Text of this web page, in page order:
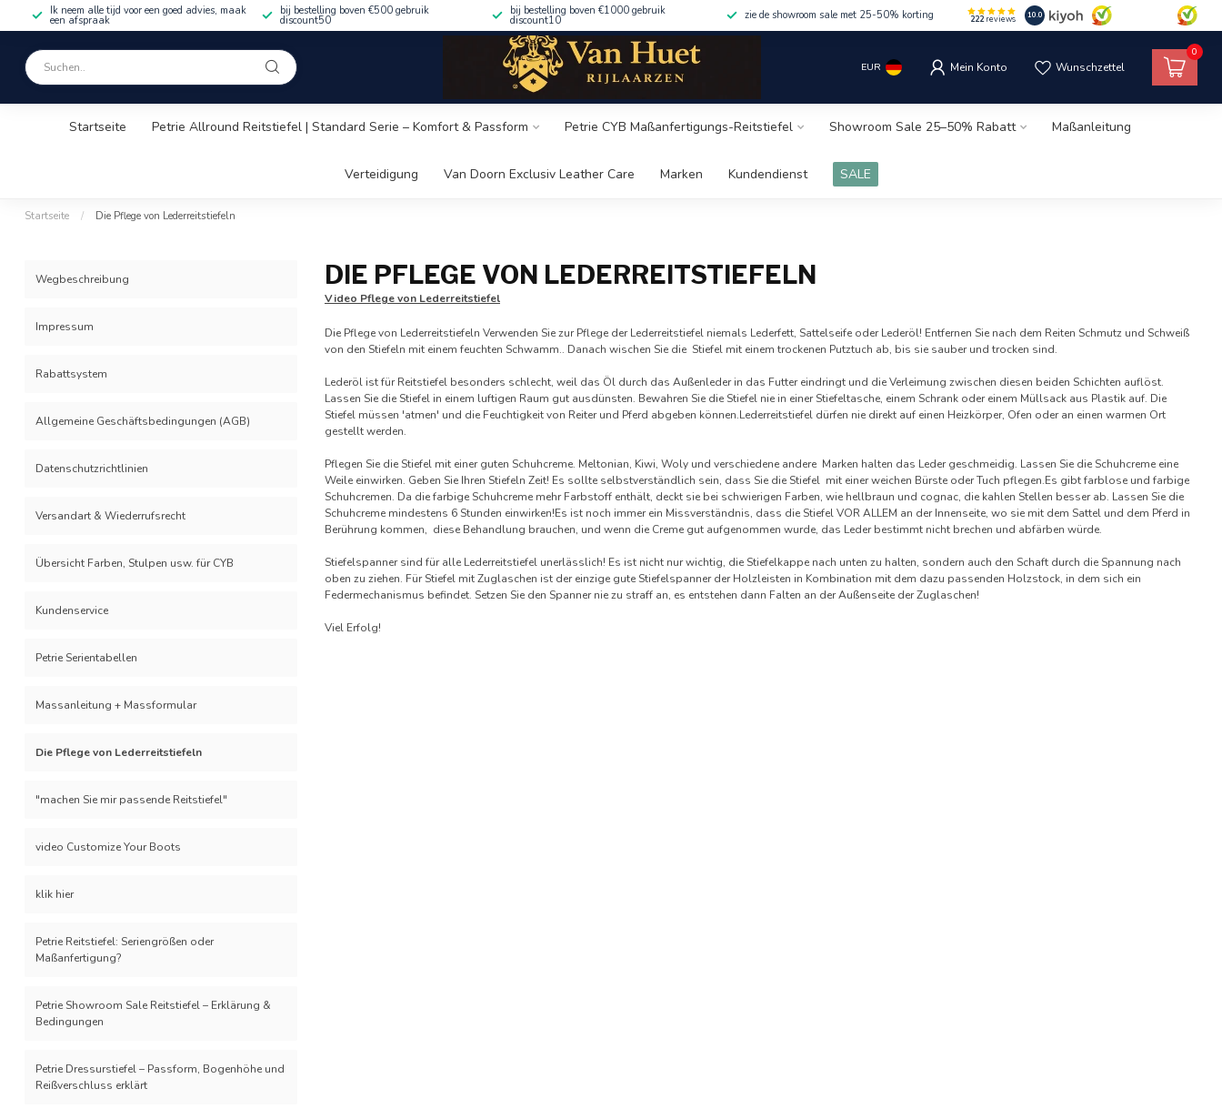
Ik neem alle tijd voor een goed advies, maak
een afspraak
bij bestelling boven €500 gebruik
discount50
bij bestelling boven €1000 gebruik
discount10 zie de showroom sale met 25-50% korting 222reviews 10.0
EUR Mein Konto Wunschzettel
0
Startseite Petrie Allround Reitstiefel | Standard Serie – Komfort & Passform Petrie CYB Maßanfertigungs-Reitstiefel Showroom Sale 25–50% Rabatt Maßanleitung
Verteidigung Van Doorn Exclusiv Leather Care Marken Kundendienst SALE
Startseite / Die Pflege von Lederreitstiefeln
Wegbeschreibung
Impressum
Rabattsystem
Allgemeine Geschäftsbedingungen (AGB)
Datenschutzrichtlinien
Versandart & Wiederrufsrecht
Übersicht Farben, Stulpen usw. für CYB
Kundenservice
Petrie Serientabellen
Massanleitung + Massformular
Die Pflege von Lederreitstiefeln
"machen Sie mir passende Reitstiefel"
video Customize Your Boots
klik hier
Petrie Reitstiefel: Seriengrößen oder
Maßanfertigung?
Petrie Showroom Sale Reitstiefel – Erklärung &
Bedingungen
Petrie Dressurstiefel – Passform, Bogenhöhe und
Reißverschluss erklärt
DIE PFLEGE VON LEDERREITSTIEFELN
Video Pflege von Lederreitstiefel
Die Pflege von Lederreitstiefeln Verwenden Sie zur Pflege der Lederreitstiefel niemals Lederfett, Sattelseife oder Lederöl! Entfernen Sie nach dem Reiten Schmutz und Schweiß
von den Stiefeln mit einem feuchten Schwamm.. Danach wischen Sie die Stiefel mit einem trockenen Putztuch ab, bis sie sauber und trocken sind.
Lederöl ist für Reitstiefel besonders schlecht, weil das Öl durch das Außenleder in das Futter eindringt und die Verleimung zwischen diesen beiden Schichten auflöst.
Lassen Sie die Stiefel in einem luftigen Raum gut ausdünsten. Bewahren Sie die Stiefel nie in einer Stiefeltasche, einem Schrank oder einem Müllsack aus Plastik auf. Die
Stiefel müssen 'atmen' und die Feuchtigkeit von Reiter und Pferd abgeben können.Lederreitstiefel dürfen nie direkt auf einen Heizkörper, Ofen oder an einen warmen Ort
gestellt werden.
Pflegen Sie die Stiefel mit einer guten Schuhcreme. Meltonian, Kiwi, Woly und verschiedene andere Marken halten das Leder geschmeidig. Lassen Sie die Schuhcreme eine
Weile einwirken. Geben Sie Ihren Stiefeln Zeit! Es sollte selbstverständlich sein, dass Sie die Stiefel mit einer weichen Bürste oder Tuch pflegen.Es gibt farblose und farbige
Schuhcremen. Da die farbige Schuhcreme mehr Farbstoff enthält, deckt sie bei schwierigen Farben, wie hellbraun und cognac, die kahlen Stellen besser ab. Lassen Sie die
Schuhcreme mindestens 6 Stunden einwirken!Es ist noch immer ein Missverständnis, dass die Stiefel VOR ALLEM an der Innenseite, wo sie mit dem Sattel und dem Pferd in
Berührung kommen, diese Behandlung brauchen, und wenn die Creme gut aufgenommen wurde, das Leder bestimmt nicht brechen und abfärben würde.
Stiefelspanner sind für alle Lederreitstiefel unerlässlich! Es ist nicht nur wichtig, die Stiefelkappe nach unten zu halten, sondern auch den Schaft durch die Spannung nach
oben zu ziehen. Für Stiefel mit Zuglaschen ist der einzige gute Stiefelspanner der Holzleisten in Kombination mit dem dazu passenden Holzstock, in dem sich ein
Federmechanismus befindet. Setzen Sie den Spanner nie zu straff an, es entstehen dann Falten an der Außenseite der Zuglaschen!
Viel Erfolg!